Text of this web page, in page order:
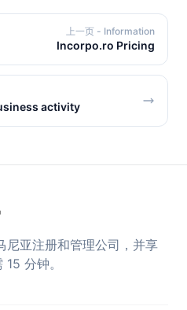
上一页 - Information
Incorpo.ro Pricing
activity
亚注册和管理公司，并享
分钟。